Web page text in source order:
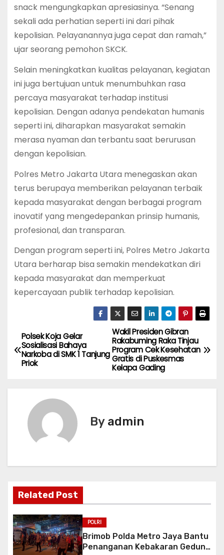
snack mengungkapkan apresiasinya. “Senang
sekali ada perhatian seperti ini dari pihak
kepolisian. Pelayanannya juga cepat dan ramah,”
ujar seorang pemohon SKCK.
Selain meningkatkan kualitas pelayanan, kegiatan
ini juga bertujuan untuk menumbuhkan rasa
percaya masyarakat terhadap institusi
kepolisian. Dengan adanya pendekatan humanis
seperti ini, diharapkan masyarakat semakin
merasa nyaman dan terbantu saat berurusan
dengan kepolisian.
Polres Metro Jakarta Utara menegaskan akan
terus berupaya memberikan pelayanan terbaik
kepada masyarakat dengan berbagai program
inovatif yang mengedepankan prinsip humanis,
profesional, dan transparan.
Dengan program seperti ini, Polres Metro Jakarta
Utara berharap bisa semakin mendekatkan diri
kepada masyarakat dan memperkuat
kepercayaan publik terhadap kepolisian.
P
o
v
i
g
a
t
Wakil Presiden Gibran
Rakabuming Raka Tinjau
Program Cek Kesehatan
Gratis di Puskesmas
Kelapa Gading
Polsek Koja Gelar
Sosialisasi Bahaya
Narkoba di SMK 1 Tanjung
Priok
By admin
Related Post
POLRI
Brimob Polda Metro Jaya Bantu
Penanganan Kebakaran Gedung